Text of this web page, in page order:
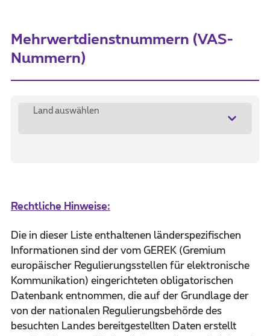
Mehrwertdienstnummern (VAS-
Nummern)
Land auswählen
Rechtliche Hinweise:
Die in dieser Liste enthaltenen länderspezifischen
Informationen sind der vom GEREK (Gremium
europäischer Regulierungsstellen für elektronische
Kommunikation) eingerichteten obligatorischen
Datenbank entnommen, die auf der Grundlage der
von der nationalen Regulierungsbehörde des
besuchten Landes bereitgestellten Daten erstellt